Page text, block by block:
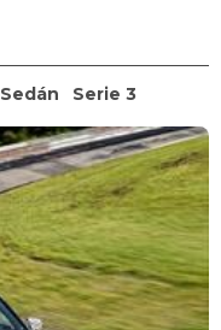
Sedán Serie 3